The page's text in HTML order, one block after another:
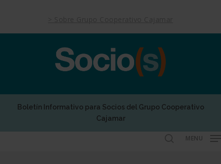
main
Boletín Informativo para Socios del Grupo Cooperativo
Cajamar
MENU